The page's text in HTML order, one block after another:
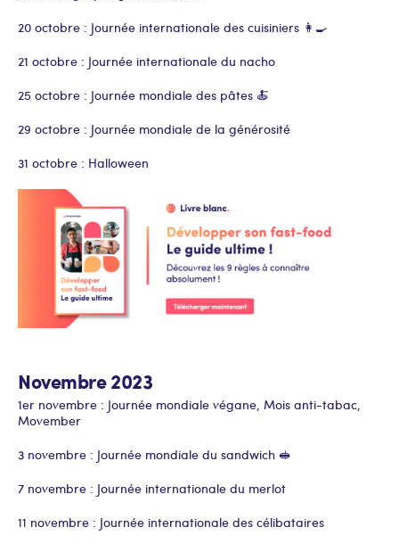
20 octobre : Journée internationale des cuisiniers 👩🍳
21 octobre : Journée internationale du nacho
25 octobre : Journée mondiale des pâtes 🍝
29 octobre : Journée mondiale de la générosité
31 octobre : Halloween
Novembre 2023
1er novembre : Journée mondiale végane, Mois anti-tabac,
Movember
3 novembre : Journée mondiale du sandwich 🥪
7 novembre : Journée internationale du merlot
11 novembre : Journée internationale des célibataires